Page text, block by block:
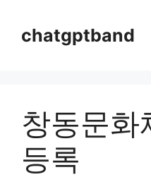
chatgptband
창동문화
등록